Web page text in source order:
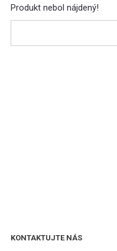
Produkt nebol nájdený!
KONTAKTUJTE NÁS